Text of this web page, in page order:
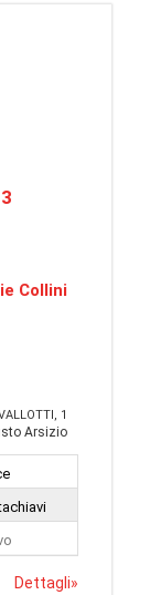
Collini
1
Arsizio
Dettagli»